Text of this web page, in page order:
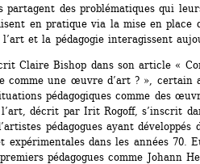
partagent des problématiques qui
en pratique via la mise en place
et la pédagogie interagissent
Claire Bishop dans son article «
comme une œuvre d’art ? », certain
pédagogiques comme des
décrit par Irit Rogoff, s’inscrit
pédagogues ayant développés
expérimentales dans les années 70.
pédagogues comme Johann